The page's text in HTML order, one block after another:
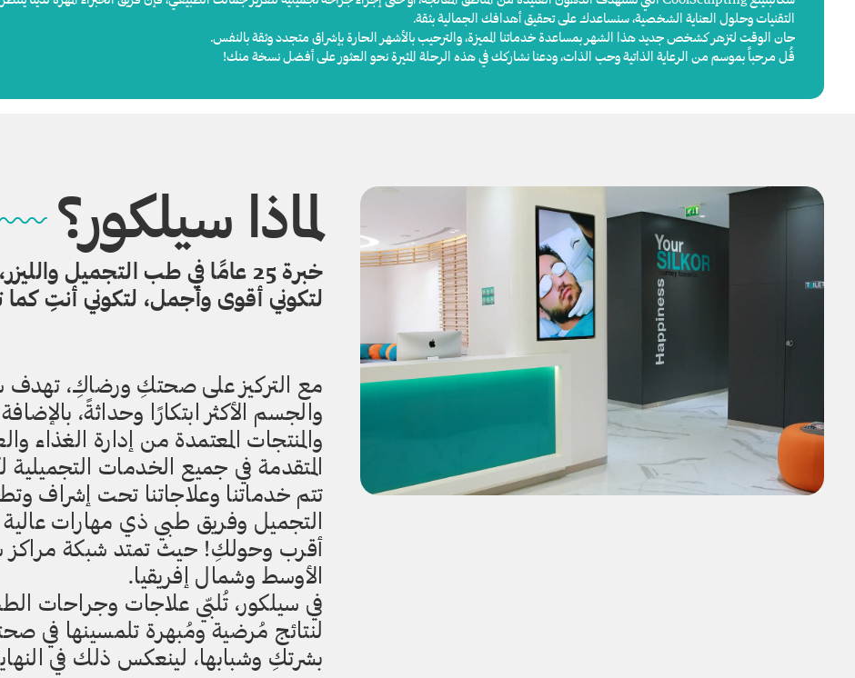
التقنيات وحلول العناية الشخصية، سنساعدك على تحقيق أهدافك الجمالية بثقة.
حان الوقت لتزهر كشخص جديد هذا الشهر بمساعدة خدماتنا المميزة، والترحيب بالأشهر الحارة بإشراق متجدد وثقة بالنفس.
قُل مرحباً بموسم من الرعاية الذاتية وحب الذات، ودعنا نشاركك في هذه الرحلة المثيرة نحو العثور على أفضل نسخة منك!
لماذا سيلكور؟
خبرة 25 عامًا في طب التجميل
لتكوني أقوى وأجمل، لتكوني أنتِ
مع التركيز على صحتكِ ورضاكِ، تهدف
والجسم الأكثر ابتكارًا وحداثةً،
المتقدمة في جميع الخدمات
تتم خدماتنا وعلاجاتنا تحت إشراف
التجميل وفريق طبي ذي مهارات عالية
أقرب وحولكِ! حيث تمتد شبكة مراكز
الأوسط وشمال إفريقيا.
في سيلكور، تُلبّي علاجات وجراحات
لنتائج مُرضية ومُبهرة تلمسينها في
بشرتكِ وشبابها، لينعكس ذلك في